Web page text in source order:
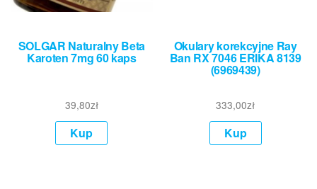
SOLGAR Naturalny Beta
Karoten 7mg 60 kaps
39,80zł
Kup
Okulary korekcyjne Ray
Ban RX 7046 ERIKA 8139
(6969439)
333,00zł
Kup